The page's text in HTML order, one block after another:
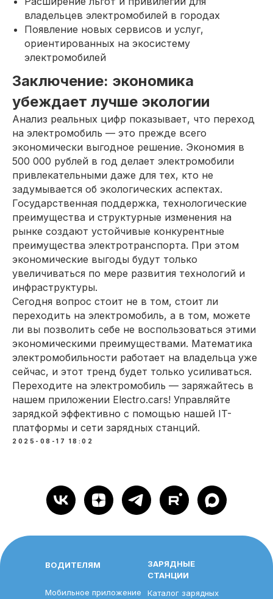
владельцев электромобилей в городах
Появление новых сервисов и услуг,
ориентированных на экосистему
электромобилей
Заключение: экономика
убеждает лучше экологии
Анализ реальных цифр показывает, что переход
на электромобиль — это прежде всего
экономически выгодное решение. Экономия в
500 000 рублей в год делает электромобили
привлекательными даже для тех, кто не
задумывается об экологических аспектах.
Государственная поддержка, технологические
преимущества и структурные изменения на
рынке создают устойчивые конкурентные
преимущества электротранспорта. При этом
экономические выгоды будут только
увеличиваться по мере развития технологий и
инфраструктуры.
Сегодня вопрос стоит не в том, стоит ли
переходить на электромобиль, а в том, можете
ли вы позволить себе не воспользоваться этими
экономическими преимуществами. Математика
электромобильности работает на владельца уже
сейчас, и этот тренд будет только усиливаться.
Переходите на электромобиль — заряжайтесь в
нашем приложении Electro.cars! Управляйте
зарядкой эффективно с помощью нашей IT-
платформы и сети зарядных станций.
2025-08-17 18:02
Мобильное приложение
Каталог зарядных
ВОДИТЕЛЯМ
ЗАРЯДНЫЕ
СТАНЦИИ